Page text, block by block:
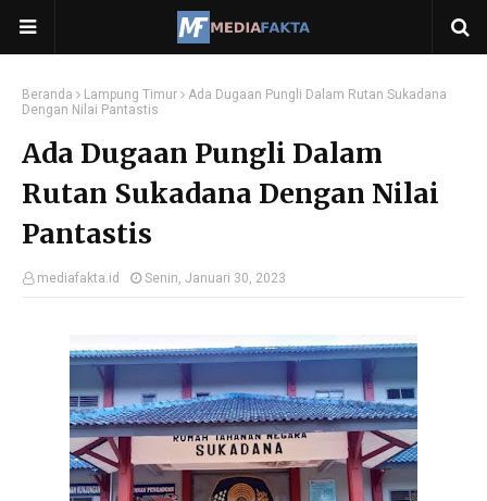
Beranda Lampung Timur
Ada Dugaan Pungli Dalam Rutan Sukadana
Dengan Nilai Pantastis
Ada Dugaan Pungli Dalam
Rutan Sukadana Dengan Nilai
Pantastis
mediafakta.id Senin, Januari 30, 2023